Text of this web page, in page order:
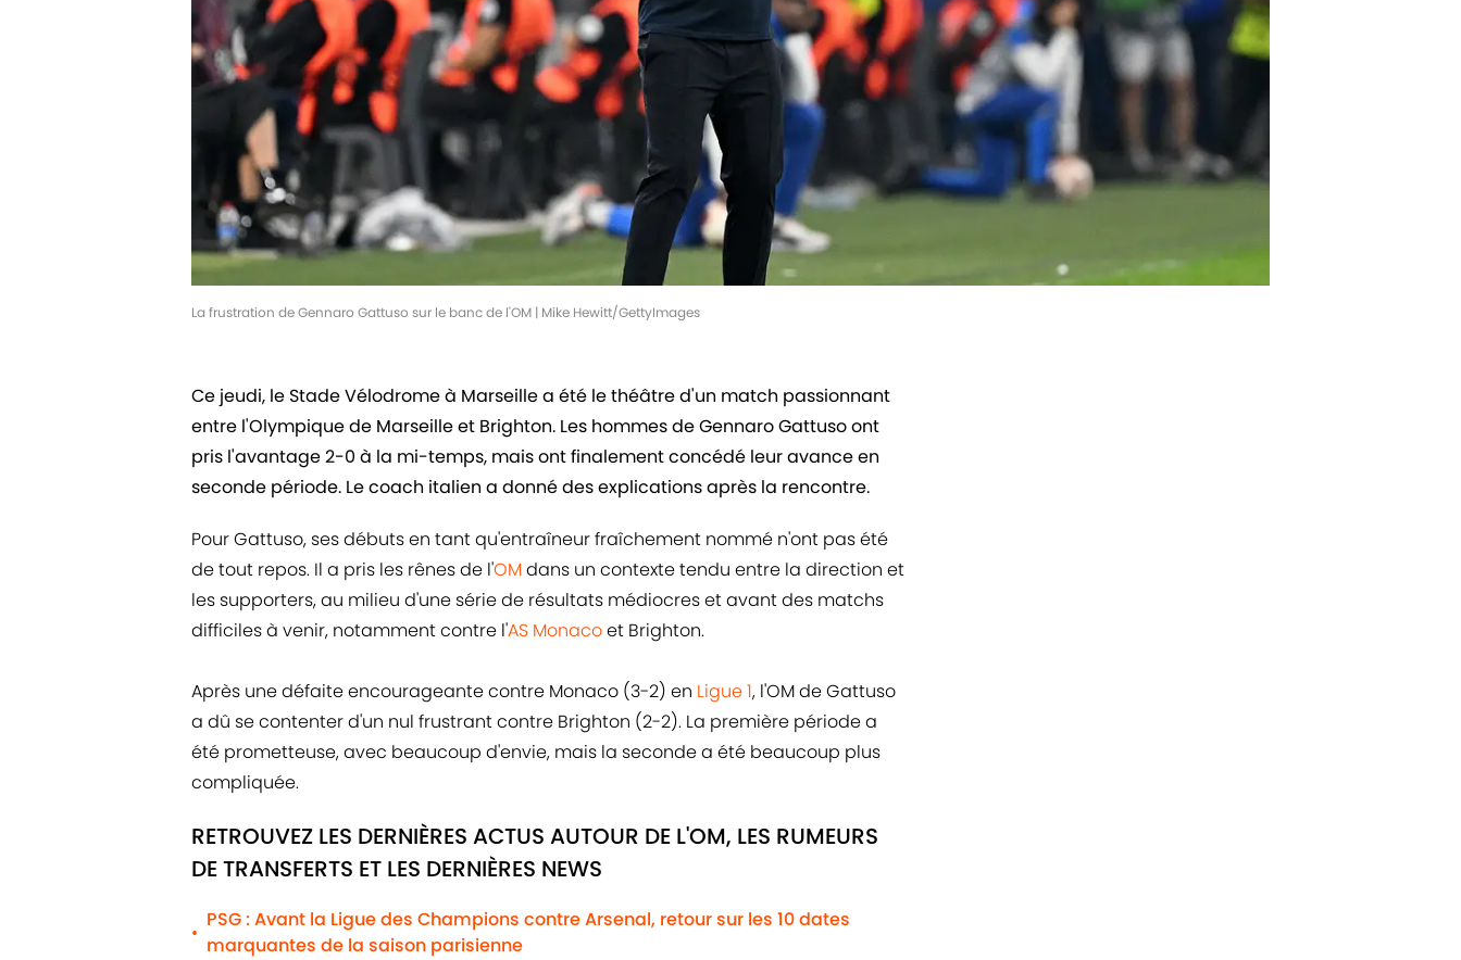
La frustration de Gennaro Gattuso sur le banc de l'OM | Mike Hewitt/GettyImages
Ce jeudi, le Stade Vélodrome à Marseille a été le théâtre d'un match passionnant
entre l'Olympique de Marseille et Brighton. Les hommes de Gennaro Gattuso ont
pris l'avantage 2-0 à la mi-temps, mais ont finalement concédé leur avance en
seconde période. Le coach italien a donné des explications après la rencontre.
Pour Gattuso, ses débuts en tant qu'entraîneur fraîchement nommé n'ont pas été
de tout repos. Il a pris les rênes de l'OMdans un contexte tendu entre la direction et
les supporters, au milieu d'une série de résultats médiocres et avant des matchs
difficiles à venir, notamment contre l'AS Monacoet Brighton.
Après une défaite encourageante contre Monaco (3-2) en Ligue 1, l'OM de Gattuso
a dû se contenter d'un nul frustrant contre Brighton (2-2). La première période a
été prometteuse, avec beaucoup d'envie, mais la seconde a été beaucoup plus
compliquée.
RETROUVEZ LES DERNIÈRES ACTUS AUTOUR DE L'OM, LES RUMEURS
DE TRANSFERTS ET LES DERNIÈRES NEWS
•
PSG : Avant la Ligue des Champions contre Arsenal, retour sur les 10 dates
marquantes de la saison parisienne